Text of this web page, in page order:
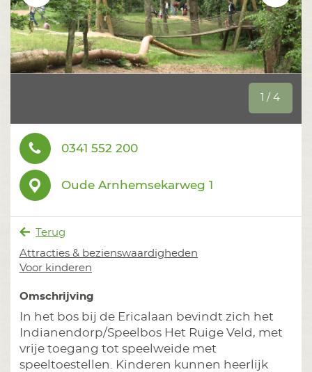
1 / 4
0341 552 200
Oude Arnhemsekarweg 1
Terug
Attracties & bezienswaardigheden
Voor kinderen
Omschrijving
In het bos bij de Ericalaan bevindt zich het
Indianendorp/Speelbos Het Ruige Veld, met
vrije toegang tot speelweide met
speeltoestellen. Kinderen kunnen heerlijk